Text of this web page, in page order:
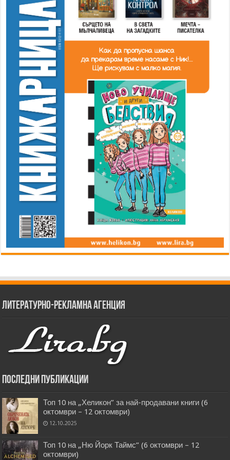
Литературно-рекламна агенция
Последни публикации
Топ 10 на „Хеликон” за най-продавани книги (6
октомври – 12 октомври)
12.10.2025
Топ 10 на „Ню Йорк Таймс” (6 октомври – 12
октомври)